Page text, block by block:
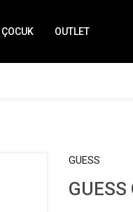
ÇOCUK OUTLET
GUESS